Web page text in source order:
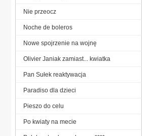
Nie przeocz
Noche de boleros
Nowe spojrzenie na wojnę
Olivier Janiak zamiast... kwiatka
Pan Sułek reaktywacja
Paradiso dla dzieci
Pieszo do celu
Po kwiaty na mecie